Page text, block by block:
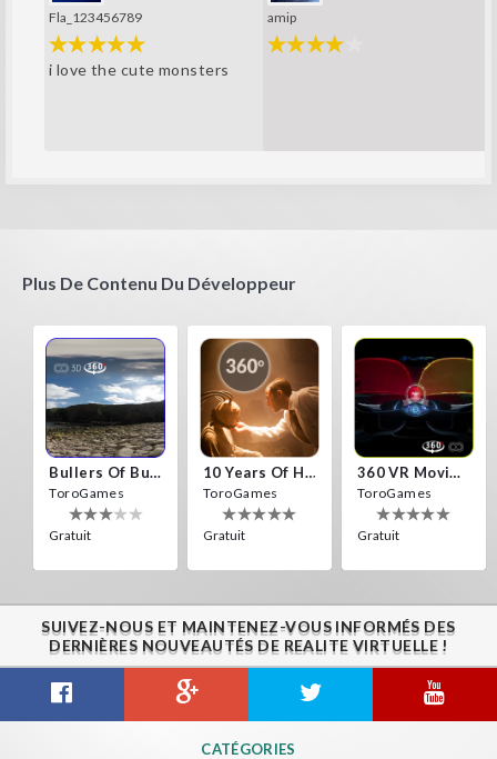
Fla_123456789
i love the cute monsters
amip
Plus De Contenu Du Développeur
Bullers Of Buchan Aberdeen
ToroGames
Gratuit
10 Years Of Horror Nights
ToroGames
Gratuit
360 VR Movie Experience
ToroGames
Gratuit
Caminandes
SUIVEZ-NOUS ET MAINTENEZ-VOUS INFORMÉS DES
DERNIÈRES NOUVEAUTÉS DE REALITE VIRTUELLE !
CATÉGORIES